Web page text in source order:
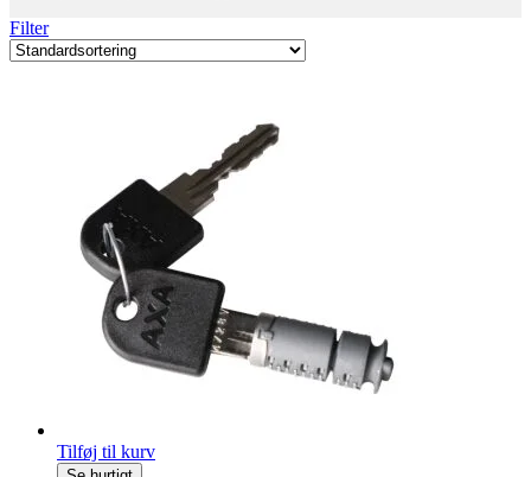
Filter
Tilføj til kurv